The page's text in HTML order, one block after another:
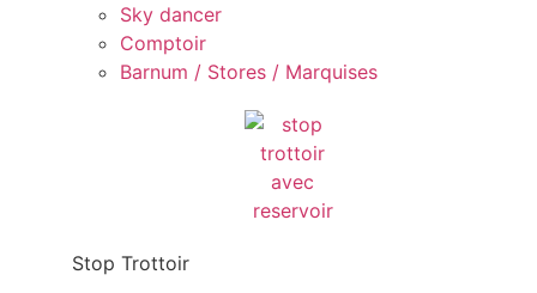
Sky dancer
Comptoir
Barnum / Stores / Marquises
Stop Trottoir